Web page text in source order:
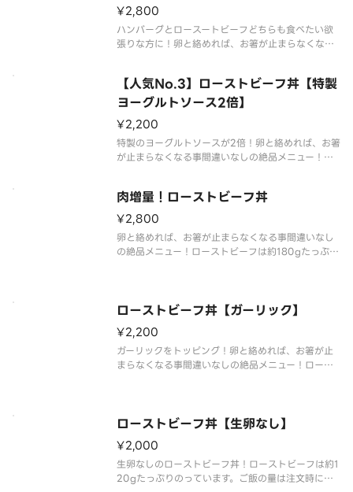
¥2,800
ハンバーグとロースートビーフどちらも食べたい欲
張りな方に！卵と絡めれば、お箸が止まらなくなる
お愉しみ下さい。ご飯の量は注文時に選択くださ
い。※画像はイメージです。（
【人気No.3】ローストビーフ丼【特製
ヨーグルトソース2倍】
¥2,200
特製のヨーグルトソースが2倍！卵と絡めれば、お箸
が止まらなくなる事間違いなしの絶品メニュー！ロ
時に選択ください。※画像はイメージです。（重さ
は調理前の表記のため、調
肉増量！ローストビーフ丼
¥2,800
卵と絡めれば、お箸が止まらなくなる事間違いなし
の絶品メニュー！ローストビーフは約180gたっぷり
に変動する場合があります）
ローストビーフ丼【ガーリック】
¥2,200
ガーリックをトッピング！卵と絡めれば、お箸が止
まらなくなる事間違いなしの絶品メニュー！ロース
合があります）。ローストビ
ローストビーフ丼【生卵なし】
¥2,000
生卵なしのローストビーフ丼！ローストビーフは約1
20gたっぷりのっています。ご飯の量は注文時に選